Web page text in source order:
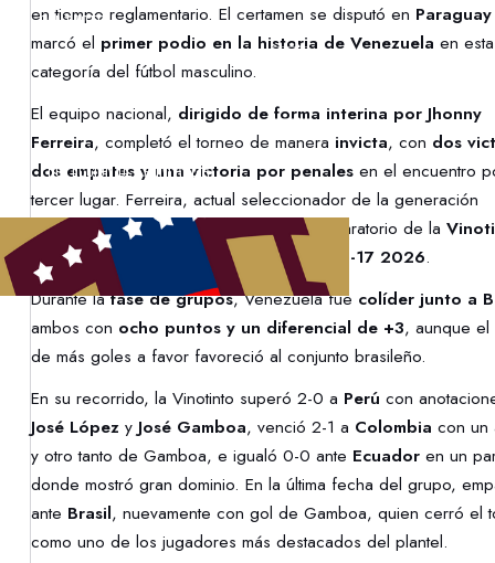
CONTACTO
PROTECCIÓN DE LA INFANCIA
en tiempo reglamentario. El certamen se disputó en Paraguay
marcó el primer podio en la historia de Venezuela en esta
categoría del fútbol masculino.
El equipo nacional, dirigido de forma interina por Jhonny
Ferreira, completó el torneo de manera invicta, con dos
dos empates y una victoria por penalesen el encuentro
tercer lugar. Ferreira, actual seleccionador de la generación
2009/2010, encabeza el proceso preparatorio de la
Sub-17
que afrontará el CONMEBOL Sub-17 2026.
Durante lafase de grupos, Venezuela fue colíder junto a
ambos con ocho puntos y un diferencial de +3, aunque el
de más goles a favor favoreció al conjunto brasileño.
En su recorrido, la Vinotinto superó 2-0 a Perú con
José LópezyJosé Gamboa, venció 2-1 a Colombia con un
y otro tanto de Gamboa, e igualó 0-0 ante Ecuadoren un
donde mostró gran dominio. En la última fecha del grupo,
ante Brasil, nuevamente con gol de Gamboa, quien cerró el
como uno de los jugadores más destacados del plantel.